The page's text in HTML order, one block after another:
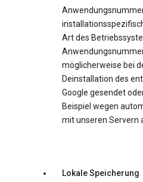
Art des
möglicherweise bei
Deinstallation des
Google gesendet
Beispiel wegen
mit unseren Servern
Lokale Speicherung